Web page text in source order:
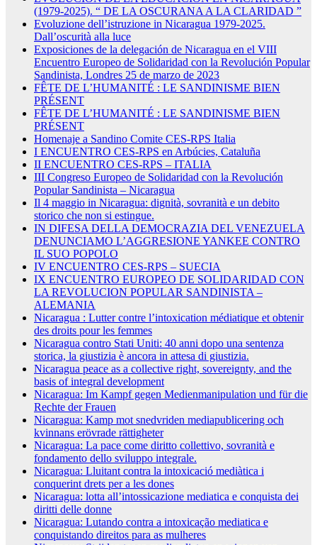
(1979-2025). “ DE LA OSCURANA A LA CLARIDAD ”
Evoluzione dell’istruzione in Nicaragua 1979-2025.
Dall’oscurità alla luce
Exposiciones de la delegación de Nicaragua en el VIII
Encuentro Europeo de Solidaridad con la Revolución Popular
Sandinista, Londres 25 de marzo de 2023
FÊTE DE L’HUMANITÉ : LE SANDINISME BIEN
PRÉSENT
FÊTE DE L’HUMANITÉ : LE SANDINISME BIEN
PRÉSENT
Homenaje a Sandino Comite CES-RPS Italia
I ENCUENTRO CES-RPS en Arbúcies, Cataluña
II ENCUENTRO CES-RPS – ITALIA
III Congreso Europeo de Solidaridad con la Revolución
Popular Sandinista – Nicaragua
Il 4 maggio in Nicaragua: dignità, sovranità e un debito
storico che non si estingue.
IN DIFESA DELLA DEMOCRAZIA DEL VENEZUELA
DENUNCIAMO L’AGGRESIONE YANKEE CONTRO
IL SUO POPOLO
IV ENCUENTRO CES-RPS – SUECIA
IX ENCUENTRO EUROPEO DE SOLIDARIDAD CON
LA REVOLUCION POPULAR SANDINISTA –
ALEMANIA
Nicaragua : Lutter contre l’intoxication médiatique et obtenir
des droits pour les femmes
Nicaragua contro Stati Uniti: 40 anni dopo una sentenza
storica, la giustizia è ancora in attesa di giustizia.
Nicaragua peace as a collective right, sovereignty, and the
basis of integral development
Nicaragua: Im Kampf gegen Medienmanipulation und für die
Rechte der Frauen
Nicaragua: Kamp mot snedvriden mediapublicering och
kvinnans erövrade rättigheter
Nicaragua: La pace come diritto collettivo, sovranità e
fondamento dello sviluppo integrale.
Nicaragua: Lluitant contra la intoxicació mediàtica i
conquerint drets per a les dones
Nicaragua: lotta all’intossicazione mediatica e conquista dei
diritti delle donne
Nicaragua: Lutando contra a intoxicação mediatica e
conquistando direitos para as mulheres